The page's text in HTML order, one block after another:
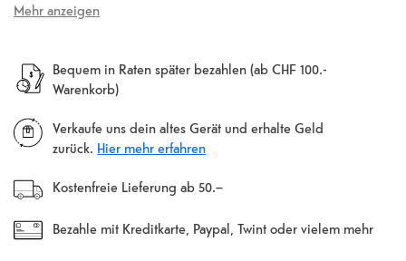
Mehr anzeigen
Bequem in Raten später bezahlen (ab CHF 100.-
Warenkorb)
Verkaufe uns dein altes Gerät und erhalte Geld
zurück. Hier mehr erfahren
Kostenfreie Lieferung ab 50.–
Bezahle mit Kreditkarte, Paypal, Twint oder vielem mehr